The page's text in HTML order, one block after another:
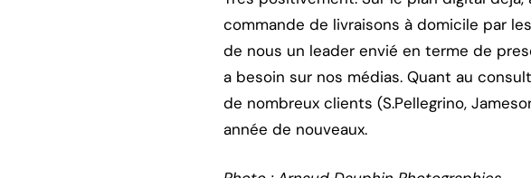
commande de livraisons à domicile par
de nous un leader envié en terme de
a besoin sur nos médias. Quant au
de nombreux clients (S.Pellegrino,
année de nouveaux.